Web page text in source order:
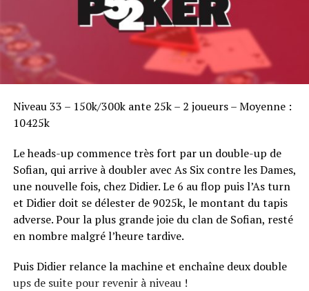
Niveau 33 – 150k/300k ante 25k – 2 joueurs – Moyenne :
10425k
Le heads-up commence très fort par un double-up de
Sofian, qui arrive à doubler avec As Six contre les Dames,
une nouvelle fois, chez Didier. Le 6 au flop puis l’As turn
et Didier doit se délester de 9025k, le montant du tapis
adverse. Pour la plus grande joie du clan de Sofian, resté
en nombre malgré l’heure tardive.
Puis Didier relance la machine et enchaîne deux double
ups de suite pour revenir à niveau !